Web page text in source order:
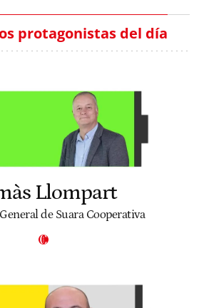
protagonistas del día
Llompart
de Suara Cooperativa